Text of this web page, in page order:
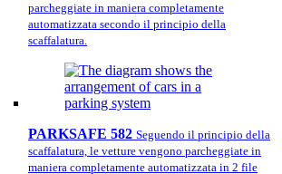
parcheggiate in maniera completamente
automatizzata secondo il principio della
scaffalatura.
PARKSAFE 582 Seguendo il principio della
scaffalatura, le vetture vengono parcheggiate in
maniera completamente automatizzata in 2 file